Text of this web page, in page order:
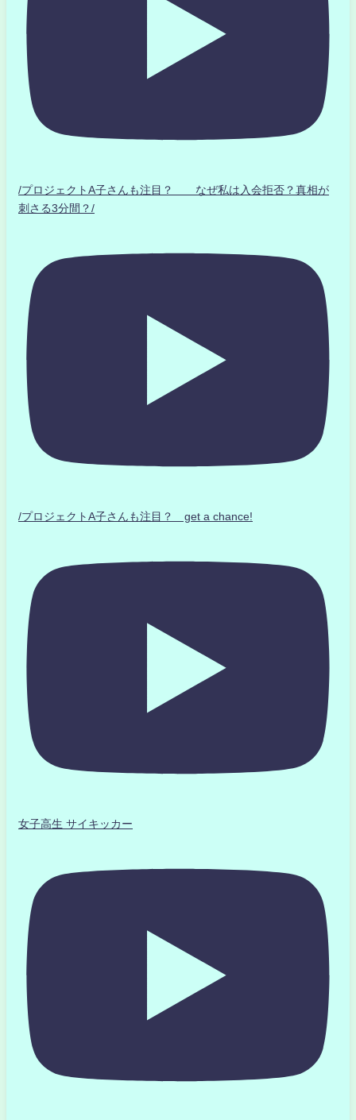
/プロジェクトA子さんも注目？ なぜ私は入会拒否？真相が
刺さる3分間？/
/プロジェクトA子さんも注目？ get a chance!
女子高生 サイキッカー